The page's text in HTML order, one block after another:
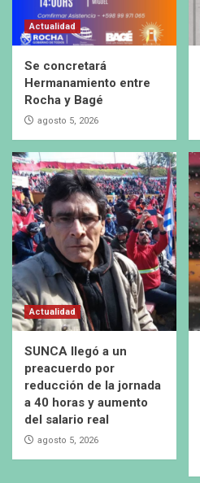
Actualidad
Se concretará
Hermanamiento entre
Rocha y Bagé
agosto 5, 2026
Actualidad
SUNCA llegó a un
preacuerdo por
reducción de la jornada
a 40 horas y aumento
del salario real
agosto 5, 2026